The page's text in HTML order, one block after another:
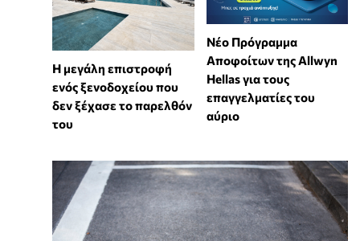
Η μεγάλη επιστροφή
ενός ξενοδοχείου που
δεν ξέχασε το παρελθόν
του
Νέο Πρόγραμμα
Αποφοίτων της Allwyn
Hellas για τους
επαγγελματίες του
αύριο